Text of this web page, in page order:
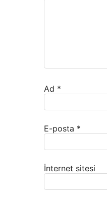
Ad *
E-posta *
İnternet sitesi